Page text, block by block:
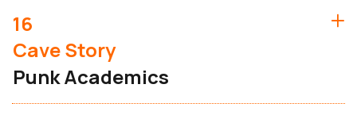
16
Cave Story
Punk Academics